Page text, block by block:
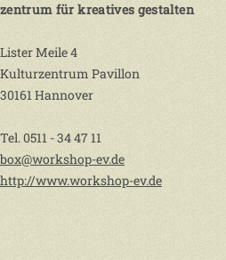
zentrum für kreatives gestalten
Lister Meile 4
Kulturzentrum Pavillon
30161 Hannover
Tel. 0511 - 34 47 11
box@workshop-ev.de
http://www.workshop-ev.de